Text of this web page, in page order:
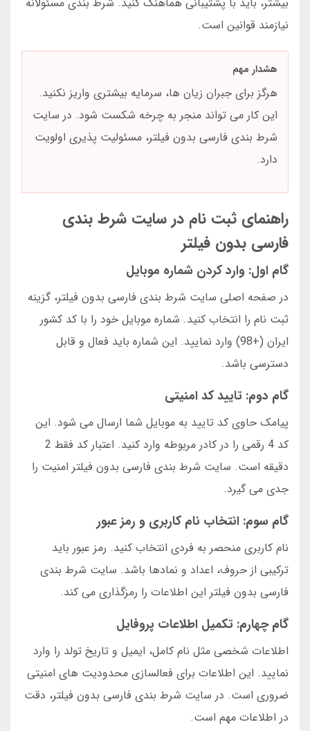
نیازمند قوانین است.
هشدار مهم
هرگز برای جبران زیان ها، سرمایه بیشتری واریز نکنید.
این کار می تواند منجر به چرخه شکست شود. در سایت
شرط بندی فارسی بدون فیلتر، مسئولیت پذیری اولویت
دارد.
راهنمای ثبت نام در سایت شرط بندی
فارسی بدون فیلتر
گام اول: وارد کردن شماره موبایل
در صفحه اصلی سایت شرط بندی فارسی بدون فیلتر، گزینه
ثبت نام را انتخاب کنید. شماره موبایل خود را با کد کشور
ایران (+98) وارد نمایید. این شماره باید فعال و قابل
دسترسی باشد.
گام دوم: تایید کد امنیتی
پیامک حاوی کد تایید به موبایل شما ارسال می شود. این
کد 4 رقمی را در کادر مربوطه وارد کنید. اعتبار کد فقط 2
دقیقه است. سایت شرط بندی فارسی بدون فیلتر امنیت را
جدی می گیرد.
گام سوم: انتخاب نام کاربری و رمز عبور
نام کاربری منحصر به فردی انتخاب کنید. رمز عبور باید
ترکیبی از حروف، اعداد و نمادها باشد. سایت شرط بندی
فارسی بدون فیلتر این اطلاعات را رمزگذاری می کند.
گام چهارم: تکمیل اطلاعات پروفایل
اطلاعات شخصی مثل نام کامل، ایمیل و تاریخ تولد را وارد
نمایید. این اطلاعات برای فعالسازی محدودیت های امنیتی
ضروری است. در سایت شرط بندی فارسی بدون فیلتر، دقت
در اطلاعات مهم است.